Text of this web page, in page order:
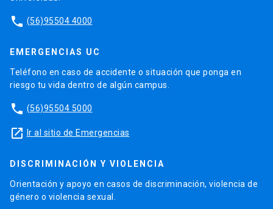
phone (56)95504 4000
EMERGENCIAS UC
Teléfono en caso de accidente o situación que ponga en
riesgo tu vida dentro de algún campus.
phone (56)95504 5000
launch Ir al sitio de Emergencias
DISCRIMINACIÓN Y VIOLENCIA
Orientación y apoyo en casos de discriminación, violencia de
género o violencia sexual.